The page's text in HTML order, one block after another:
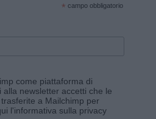
* campo obbligatorio
come piattaforma di
newsletter accetti che le
a Mailchimp per
l'informativa sulla privacy